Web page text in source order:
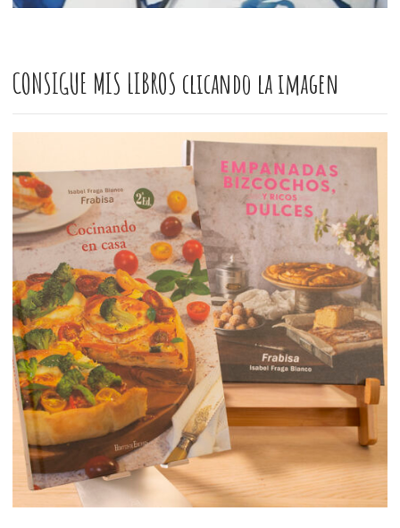
CONSIGUE MIS LIBROS clicando la imagen